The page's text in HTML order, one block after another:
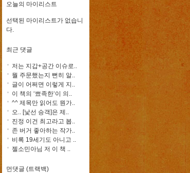
오늘의 마이리스트
선택된 마이리스트가 없습니
다.
최근 댓글
저는 지갑+공간 이슈로..
뭘 주문했는지 뻔히 알..
글이 어쩌면 이렇게 지..
이 책의 ‘뾰족한‘이 의..
^^ 제목만 읽어도 뭔가..
오.. [낯선 승객]은 제..
진정 이건 최고라고 봅..
존 버거 좋아하는 작가..
비록 19세기도 아니고 ..
젤소민아님 저 이 책 ..
먼댓글 (트랙백)